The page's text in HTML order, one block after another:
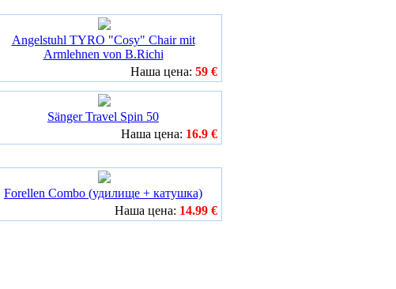
Angelstuhl TYRO "Cosy" Chair mit
Armlehnen von B.Richi
Наша цена: 59 €
Sänger Travel Spin 50
Наша цена: 16.9 €
Forellen Combo (удилище + катушка)
Наша цена: 14.99 €